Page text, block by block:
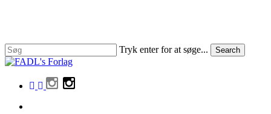
content
Tryk enter for at søge... Search
Close
facebook
linkedin
instagram